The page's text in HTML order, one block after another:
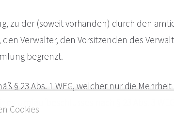
zu der (soweit vorhanden) durch den
Verwalter, den Vorsitzenden des
begrenzt.
§ 23 Abs. 1 WEG, welcher nur die
Umlaufbeschlusses nach § 23 Abs. 3
Cookies